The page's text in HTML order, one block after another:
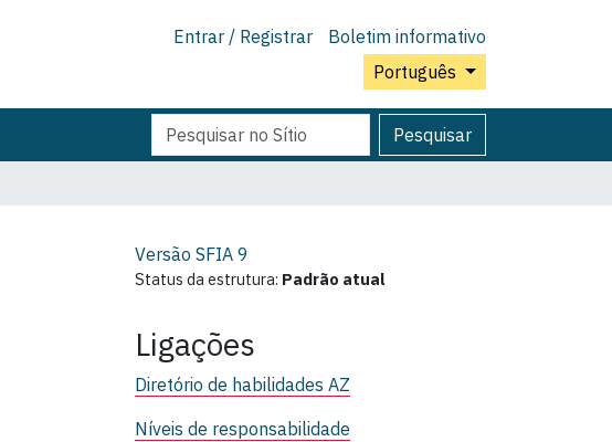
Entrar / Registrar
Boletim informativo
Português
Pesquisar Pesquisar
Pesquisa
Avançada…
Versão SFIA 9
Status da estrutura: Padrão atual
Ligações
Diretório de habilidades AZ
Níveis de responsabilidade